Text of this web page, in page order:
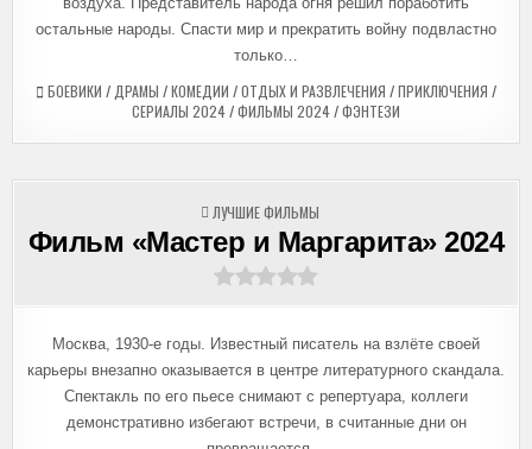
остальные народы. Спасти мир и прекратить войну подвластно
только…
БОЕВИКИ / ДРАМЫ /КОМЕДИИ /ОТДЫХ И РАЗВЛЕЧЕНИЯ /ПРИКЛЮЧЕНИЯ /
СЕРИАЛЫ 2024/ФИЛЬМЫ 2024/ФЭНТЕЗИ
ОПУБЛИКОВАНО
В
ЛУЧШИЕ ФИЛЬМЫ
Фильм «Мастер и Маргарита» 2024
Москва, 1930-е годы. Известный писатель на взлёте своей
карьеры внезапно оказывается в центре литературного скандала.
Спектакль по его пьесе снимают с репертуара, коллеги
демонстративно избегают встречи, в считанные дни он